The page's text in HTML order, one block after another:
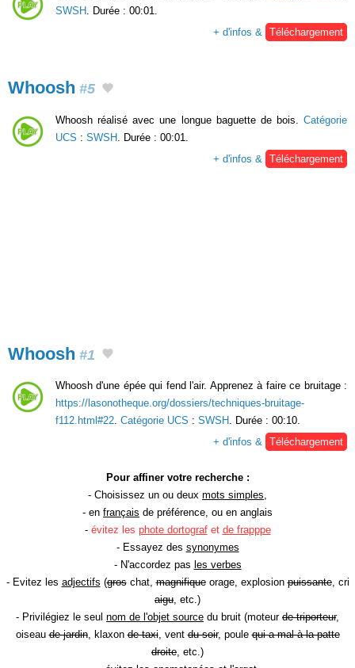
SWSH
. Durée : 00:01.
+ d'infos &
Téléchargement
Whoosh #5
Whoosh réalisé avec une longue baguette de bois. Catégorie
UCS : SWSH . Durée : 00:01.
+ d'infos &
Téléchargement
Whoosh #1
Whoosh d'une épée qui fend l'air. Apprenez à faire ce bruitage :
https://lasonotheque.org/dossiers/techniques-bruitage-
f112.html#22. Catégorie UCS : SWSH . Durée : 00:10.
+ d'infos & Téléchargement
Pour affiner votre recherche :
- Choisissez un ou deux mots simples,
- en français de préférence, ou en anglais
- évitez les phote dortografet de frapppe
- Essayez des synonymes
- N'accordez pas les verbes
- Evitez les adjectifs (groschat,magnifiqueorage, explosionpuissante, cri
aigu, etc.)
- Privilégiez le seul nom de l'objet source du bruit (moteur de triporteur,
oiseaude jardin, klaxonde taxi, ventdu soir, poulequi a mal à la patte
droite, etc.)